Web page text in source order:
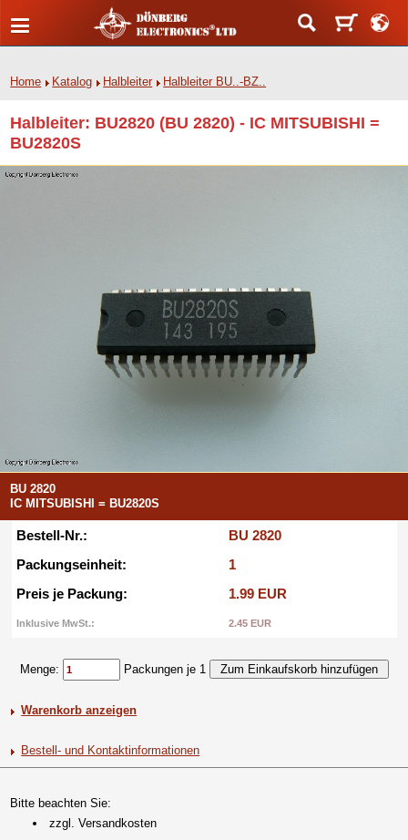
Home Katalog Halbleiter Halbleiter BU..-BZ..
Halbleiter: BU2820 (BU 2820) - IC MITSUBISHI =
BU2820S
BU 2820
IC MITSUBISHI = BU2820S
Bestell-Nr.:
BU 2820
Packungseinheit:
1
Preis je Packung:
1.99 EUR
Inklusive MwSt.: 2.45 EUR
Menge: Packungen je 1
Warenkorb anzeigen
Bestell- und Kontaktinformationen
Bitte beachten Sie:
zzgl. Versandkosten